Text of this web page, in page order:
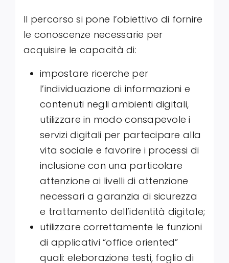
Il percorso si pone l’obiettivo di fornire
le conoscenze necessarie per
acquisire le capacità di:
impostare ricerche per
l’individuazione di informazioni e
contenuti negli ambienti digitali,
utilizzare in modo consapevole i
servizi digitali per partecipare alla
vita sociale e favorire i processi di
inclusione con una particolare
attenzione ai livelli di attenzione
necessari a garanzia di sicurezza
e trattamento dell’identità digitale;
utilizzare correttamente le funzioni
di applicativi “office oriented”
quali: eleborazione testi, foglio di